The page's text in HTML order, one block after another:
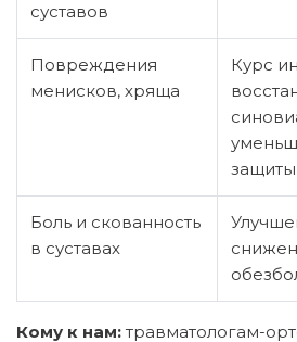
суставов
Повреждения
менисков, хряща
Курс
Боль и скованность
в суставах
Кому к нам: травматологам-